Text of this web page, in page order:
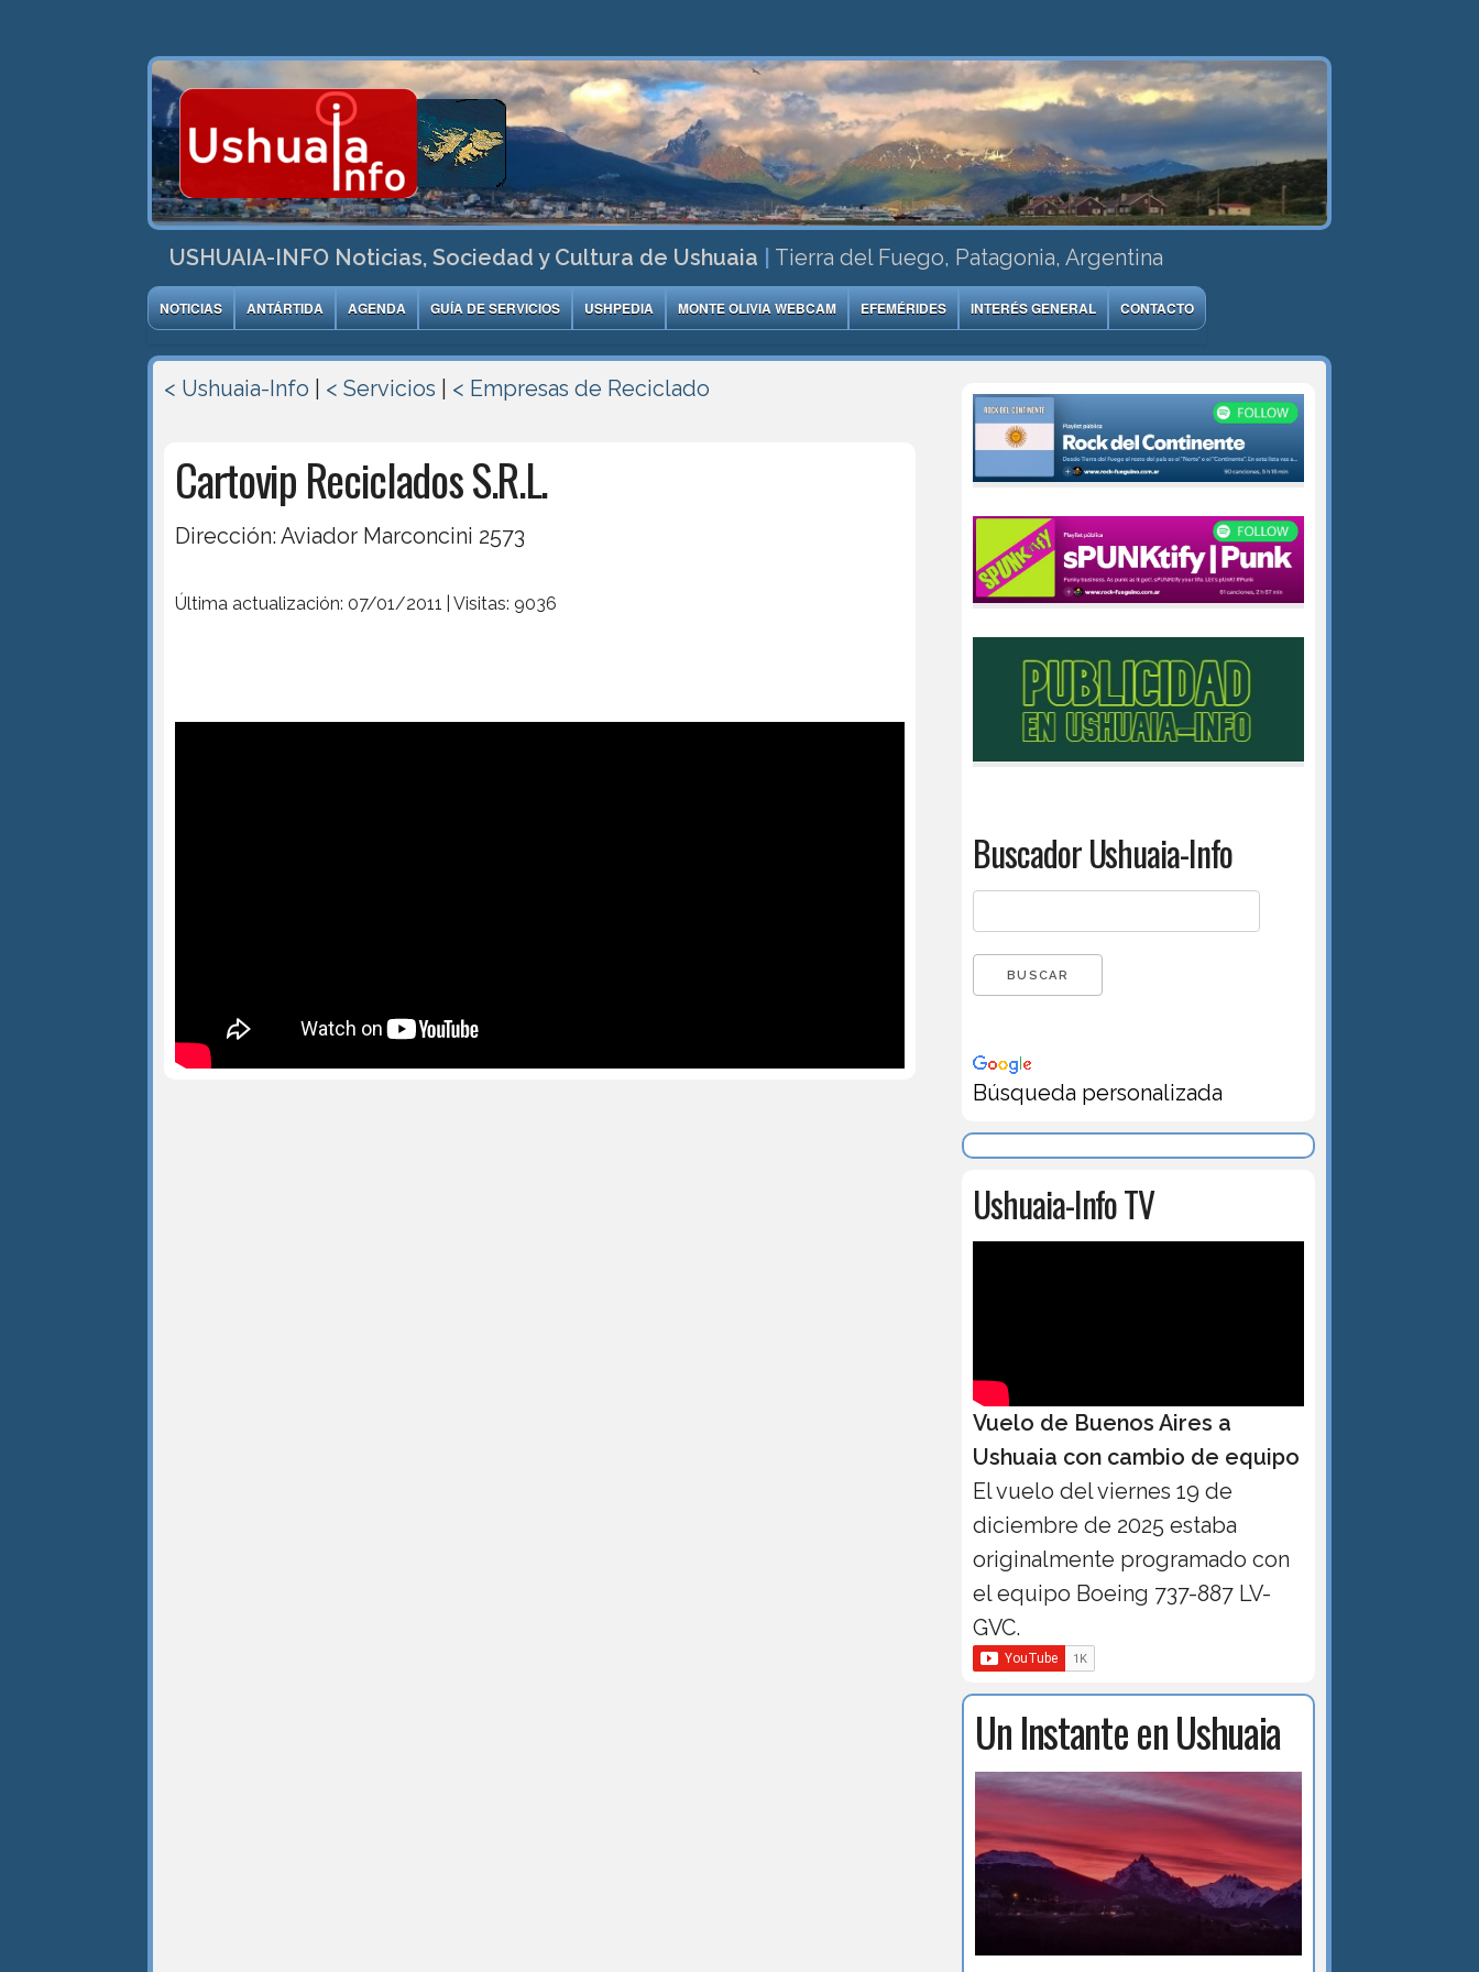
USHUAIA-INFO Noticias, Sociedad y Cultura de Ushuaia Tierra del Fuego, Patagonia, Argentina
NOTICIAS ANTÁRTIDA AGENDA GUÍA DE SERVICIOS USHPEDIA MONTE OLIVIA WEBCAM EFEMÉRIDES INTERÉS GENERAL CONTACTO
< Ushuaia-Info < Servicios < Empresas de Reciclado
Cartovip Reciclados S.R.L.
Dirección: Aviador Marconcini 2573
Última actualización: 07/01/2011 | Visitas: 9036
Buscador Ushuaia-Info
Búsqueda personalizada
Ushuaia-Info TV
Vuelo de Buenos Aires a
Ushuaia con cambio de equipo
El vuelo del viernes 19 de
diciembre de 2025 estaba
originalmente programado con
el equipo Boeing 737-887 LV-
GVC.
Un Instante en Ushuaia